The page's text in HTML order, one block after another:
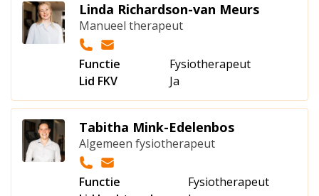
Linda Richardson-van Meurs
Manueel therapeut
Functie
Fysiotherapeut
Lid FKV
Ja
Tabitha Mink-Edelenbos
Algemeen fysiotherapeut
Functie
Fysiotherapeut